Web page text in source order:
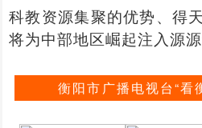
科教资源集聚的优势、得
将为中部地区崛起注入源源
衡阳市广播电视台“看